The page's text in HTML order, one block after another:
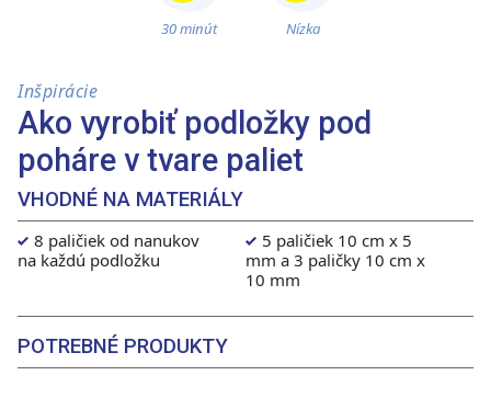
30 minút Nízka
Inšpirácie
Ako vyrobiť podložky pod
poháre v tvare paliet
VHODNÉ NA MATERIÁLY
8 paličiek od nanukov
na každú podložku
5 paličiek 10 cm x 5
mm a 3 paličky 10 cm x
10 mm
POTREBNÉ PRODUKTY